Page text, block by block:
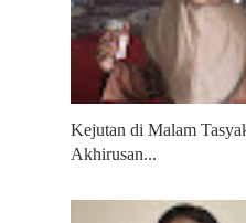
Kejutan di Malam
Akhirusan...